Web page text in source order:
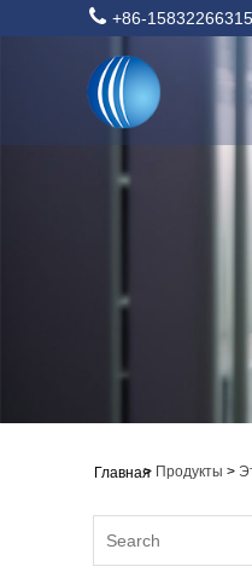
+86-15832266315
Главная
> Продукты >